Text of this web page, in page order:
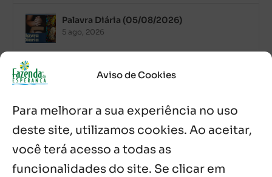
Aviso de Cookies
Para melhorar a sua experiência no uso
deste site, utilizamos cookies. Ao aceitar,
você terá acesso a todas as
funcionalidades do site. Se clicar em
Palavra Diária (05/08/2026)
5 ago, 2026
Palavra Diária (04/08/2026)
4 ago, 2026
Palavra de Vida (Agosto de 2026)
3 ago, 2026
Palavra Diária (02/08/2026)